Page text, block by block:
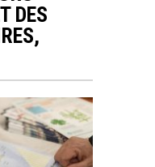
DES